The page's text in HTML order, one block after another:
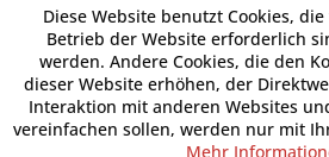
Diese Website benutzt Cookies,
Betrieb der Website erforderlich
werden. Andere Cookies, die den
dieser Website erhöhen, der
Interaktion mit anderen Websites
vereinfachen sollen, werden nur mit
Mehr